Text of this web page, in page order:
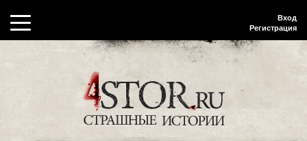
Вход
Регистрация